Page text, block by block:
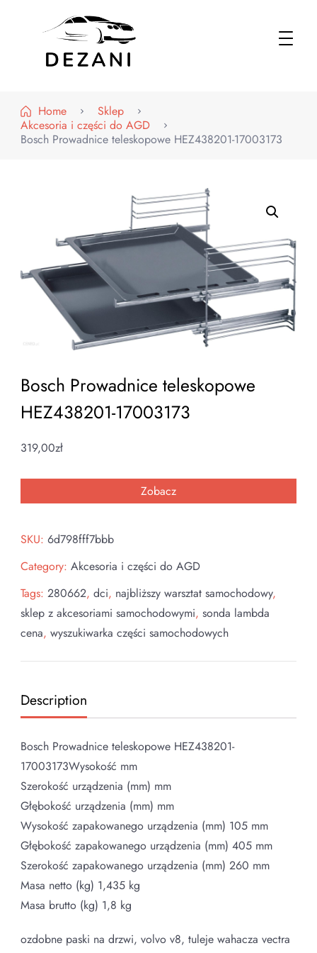
Home
Sklep
Akcesoria i części do AGD
Bosch Prowadnice teleskopowe HEZ438201-17003173
Bosch Prowadnice teleskopowe
HEZ438201-17003173
319,00zł
Zobacz
SKU: 6d798fff7bbb
Category: Akcesoria i części do AGD
Tags: 280662, dci, najbliższy warsztat samochodowy,
sklep z akcesoriami samochodowymi, sonda lambda
cena, wyszukiwarka części samochodowych
Description
Bosch Prowadnice teleskopowe HEZ438201-
17003173Wysokość mm
Szerokość urządzenia (mm) mm
Głębokość urządzenia (mm) mm
Wysokość zapakowanego urządzenia (mm) 105 mm
Głębokość zapakowanego urządzenia (mm) 405 mm
Szerokość zapakowanego urządzenia (mm) 260 mm
Masa netto (kg) 1,435 kg
Masa brutto (kg) 1,8 kg
ozdobne paski na drzwi, volvo v8, tuleje wahacza vectra